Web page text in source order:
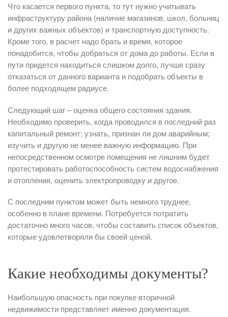
Что касается первого пункта, то тут нужно учитывать
инфраструктуру района (наличие магазинов, школ, больниц
и других важных объектов) и транспортную доступность.
Кроме того, в расчет надо брать и время, которое
понадобится, чтобы добраться от дома до работы. Если в
пути придется находиться слишком долго, лучше сразу
отказаться от данного варианта и подобрать объекты в
более подходящем радиусе.
Следующий шаг – оценка общего состояния здания.
Необходимо проверить, когда проводился в последний раз
капитальный ремонт; узнать, признан ли дом аварийным;
изучить и другую не менее важную информацию. При
непосредственном осмотре помещения не лишним будет
протестировать работоспособность систем водоснабжения
и отопления, оценить электропроводку и другое.
С последним пунктом может быть немного труднее,
особенно в плане времени. Потребуется потратить
достаточно много часов, чтобы составить список объектов,
которые удовлетворяли бы своей ценой.
Какие необходимы документы?
Наибольшую опасность при покупке вторичной
недвижимости представляет именно документация.